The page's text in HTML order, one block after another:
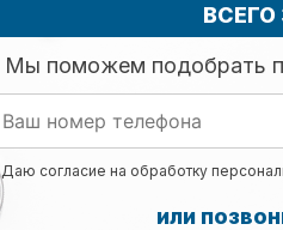
ВСЕГО
Мы поможем подобрать
Даю согласие на обработку
или